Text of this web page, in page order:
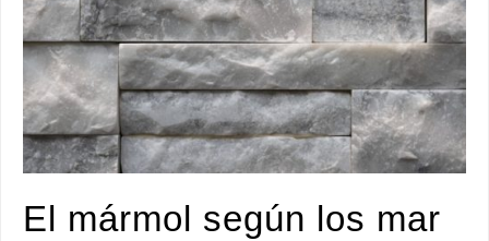
El mármol según los mar